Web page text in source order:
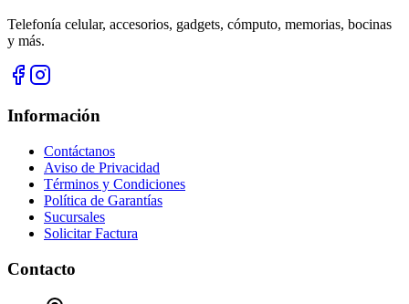
Telefonía celular, accesorios, gadgets, cómputo, memorias, bocinas
y más.
Información
Contáctanos
Aviso de Privacidad
Términos y Condiciones
Política de Garantías
Sucursales
Solicitar Factura
Contacto